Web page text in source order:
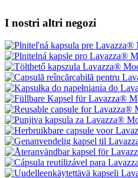
I nostri altri negozi